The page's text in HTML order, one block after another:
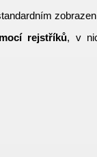
rejstříků, v